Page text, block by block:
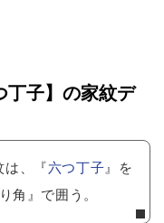
丁子】の家紋デ
は、『六つ丁子』を
角』で囲う。